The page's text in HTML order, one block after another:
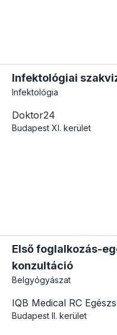
Infektológiai
Infektológia
Doktor24
Budapest XI. kerület
Első foglalkozás-
konzultáció
Belgyógyászat
IQB Medical RC
Budapest II. kerület